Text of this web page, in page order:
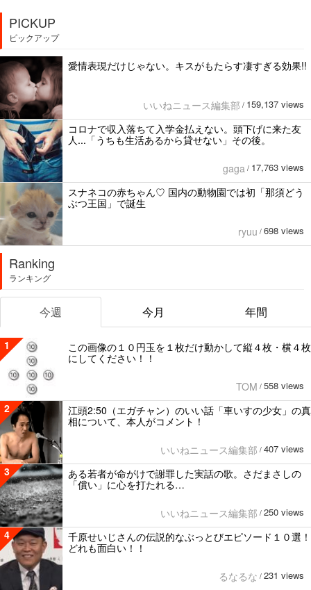
PICKUP
ピックアップ
愛情表現だけじゃない。キスがもたらす凄すぎる効果!!
いいねニュース編集部 / 159,137 views
コロナで収入落ちて入学金払えない。頭下げに来た友
人...「うちも生活あるから貸せない」その後。
gaga / 17,763 views
スナネコの赤ちゃん♡ 国内の動物園では初「那須どう
ぶつ王国」で誕生
ryuu / 698 views
Ranking
ランキング
今週 今月 年間
1
この画像の１０円玉を１枚だけ動かして縦４枚・横４枚
にしてください！！
TOM / 558 views
2
江頭2:50（エガチャン）のいい話「車いすの少女」の真
相について、本人がコメント！
いいねニュース編集部 / 407 views
3
ある若者が命がけで謝罪した実話の歌。さだまさしの
「償い」に心を打たれる…
いいねニュース編集部 / 250 views
4
千原せいじさんの伝説的なぶっとびエピソード１０選！
どれも面白い！！
るなるな / 231 views